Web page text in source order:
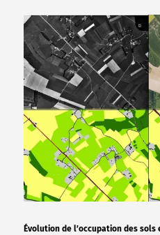
Évolution de l’occupation des sols